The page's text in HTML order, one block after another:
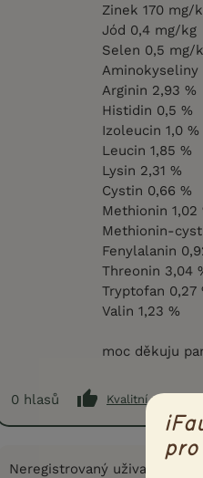
Zinek 170 mg/
Jód 0,4 mg/kg
Selen 0,5 mg/
Aminokyseliny
Arginin 2,93 %
Histidin 0,5 %
Izoleucin 1,0 %
Leucin 1,85 %
Lysin 2,31 %
Cystin 0,66 %
Methionin 1,02
Methionin-
Fenylalanin
Threonin 3,04
Tryptofan 0,27
Valin 1,23 %
moc děkuju
0 hlasů Kvalitní příspěvek
Neregistrovaný uživatel